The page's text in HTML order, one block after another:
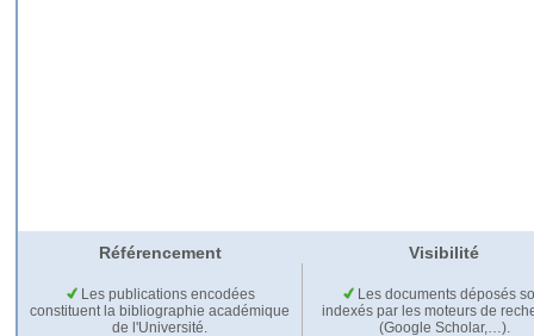
Référencement Visibilité
Les publications encodées
constituent la bibliographie académique
de l'Université.
Les documents déposés
indexés par les moteurs de
(Google Scholar,…).